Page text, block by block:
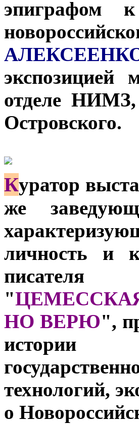
эпиграфом
экспозицией
отделе
Островского.
Куратор
же
личность и
"
НО ВЕРЮ",
истории
технологий,
о